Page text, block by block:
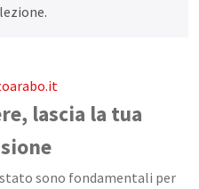
lascia la tua
sono fondamentali per